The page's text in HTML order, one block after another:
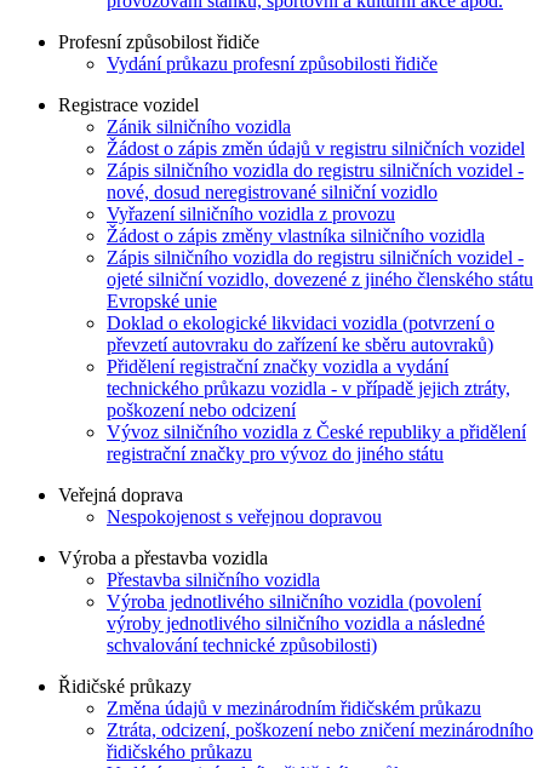
Profesní způsobilost řidiče
Vydání průkazu profesní způsobilosti řidiče
Registrace vozidel
Zánik silničního vozidla
Žádost o zápis změn údajů v registru silničních vozidel
Zápis silničního vozidla do registru silničních vozidel -
nové, dosud neregistrované silniční vozidlo
Vyřazení silničního vozidla z provozu
Žádost o zápis změny vlastníka silničního vozidla
Zápis silničního vozidla do registru silničních vozidel -
ojeté silniční vozidlo, dovezené z jiného členského státu
Evropské unie
Doklad o ekologické likvidaci vozidla (potvrzení o
převzetí autovraku do zařízení ke sběru autovraků)
Přidělení registrační značky vozidla a vydání
technického průkazu vozidla - v případě jejich ztráty,
poškození nebo odcizení
Vývoz silničního vozidla z České republiky a přidělení
registrační značky pro vývoz do jiného státu
Veřejná doprava
Nespokojenost s veřejnou dopravou
Výroba a přestavba vozidla
Přestavba silničního vozidla
Výroba jednotlivého silničního vozidla (povolení
výroby jednotlivého silničního vozidla a následné
schvalování technické způsobilosti)
Řidičské průkazy
Změna údajů v mezinárodním řidičském průkazu
Ztráta, odcizení, poškození nebo zničení mezinárodního
řidičského průkazu